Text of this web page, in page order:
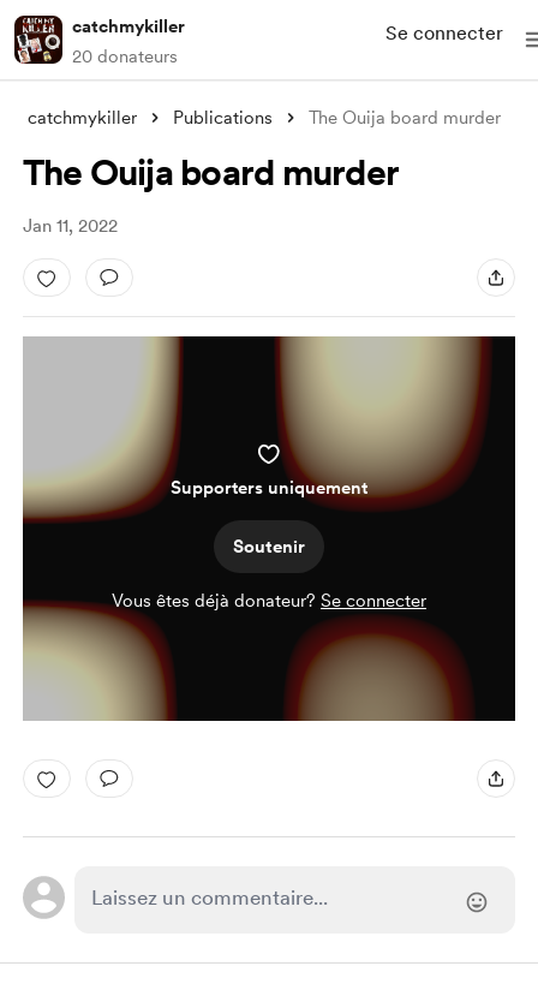
catchmykiller
20 donateurs
Se connecter
catchmykiller Publications The Ouija board murder
The Ouija board murder
Jan 11, 2022
Supporters uniquement
Soutenir
Vous êtes déjà donateur? Se connecter